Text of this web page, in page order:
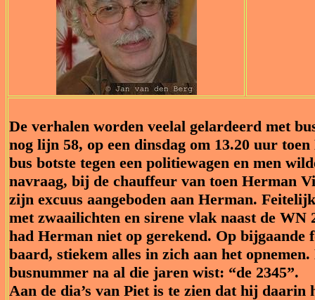
De verhalen worden veelal gelardeerd met
nog lijn 58, op een dinsdag om 13.20 uur
bus botste tegen een politiewagen en men
navraag, bij de chauffeur van toen Herman
zijn excuus aangeboden aan Herman.
met zwaailichten en sirene vlak naast de
had Herman niet op gerekend. Op bijgaande
baard, stiekem alles in zich aan het
busnummer na al die jaren wist: “de 2345”.
Aan de dia’s van Piet is te zien dat hij daarin